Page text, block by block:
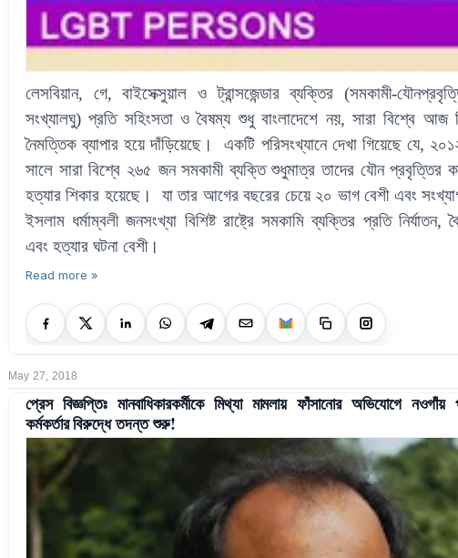
লেসবিয়ান, গে, বাইসেক্সুয়াল ও ট্রান্সজেন্ডার ব্যক্তির (সমকামী-
সংখ্যালঘু)প্রতি সহিংসতা ও বৈষম্য শুধু বাংলাদেশে নয়, সারা বিশ্বে আজ
নৈমত্তিক ব্যাপার হয়ে দাঁড়িয়েছে।
একটি পরিসংখ্যানে দেখা গিয়েছে যে,
সালে সারা বিশ্বে ২৬৫ জনসমকামীব্যক্তি শুধুমাত্র তাদের যৌন প্রবৃত্তির
হত্যার শিকার হয়েছে। যা তার আগের বছরের চেয়ে ২০ ভাগ বেশী এবং
ইসলাম ধর্মাম্বলী জনসংখ্যা বিশিষ্ট রাষ্ট্রে সমকামি ব্যক্তির প্রতি নির্যাতন,
এবং হত্যার ঘটনা বেশী।
Read more »
May 27, 2018
প্রেস বিজ্ঞপ্তিঃ মানবাধিকারকর্মীকে মিথ্যা মামলায় ফাঁসানোর অভিযোগে নওগাঁয়
কর্মকর্তার বিরুদ্ধে তদন্ত শুরু!